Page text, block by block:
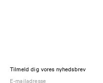
Tilmeld dig vores nyhedsbrev